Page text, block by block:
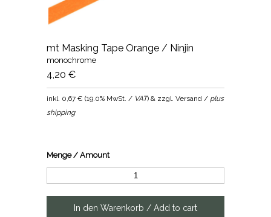
mt Masking Tape Orange / Ninjin
monochrome
4,20 €
inkl. 0,67 € (19.0% MwSt. / VAT) & zzgl. Versand / plus
shipping
Menge / Amount